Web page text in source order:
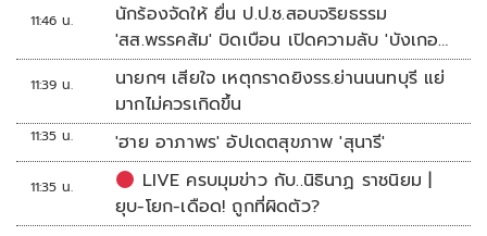
11:46 น.
นักร้องจัดให้ ยื่น ป.ป.ช.สอบจริยธรรม
'สส.พรรคส้ม' บิดเบือน เปิดความลับ 'บังเกอร์
ทหาร'
11:39 น.
นายกฯ เสียใจ เหตุกราดยิงรร.ย่านนนทบุรี แย่
มากไม่ควรเกิดขึ้น
11:35 น. 'ฮาย อาภาพร' อัปเดตสุขภาพ 'สุนารี'
11:35 น.
LIVE ครบมุมข่าว กับ..นิธินาฏ ราชนิยม |
ยุบ-โยก-เดือด! ถูกที่ผิดตัว?